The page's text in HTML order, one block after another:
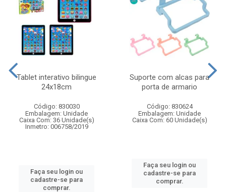
Tablet interativo bilingue
24x18cm
Código: 830030
Embalagem: Unidade
Caixa Com: 36 Unidade(s)
Inmetro: 006758/2019
Faça seu login ou
cadastre-se para
comprar.
Suporte com alcas para
porta de armario
Código: 830624
Embalagem: Unidade
Caixa Com: 60 Unidade(s)
Faça seu login ou
cadastre-se para
comprar.